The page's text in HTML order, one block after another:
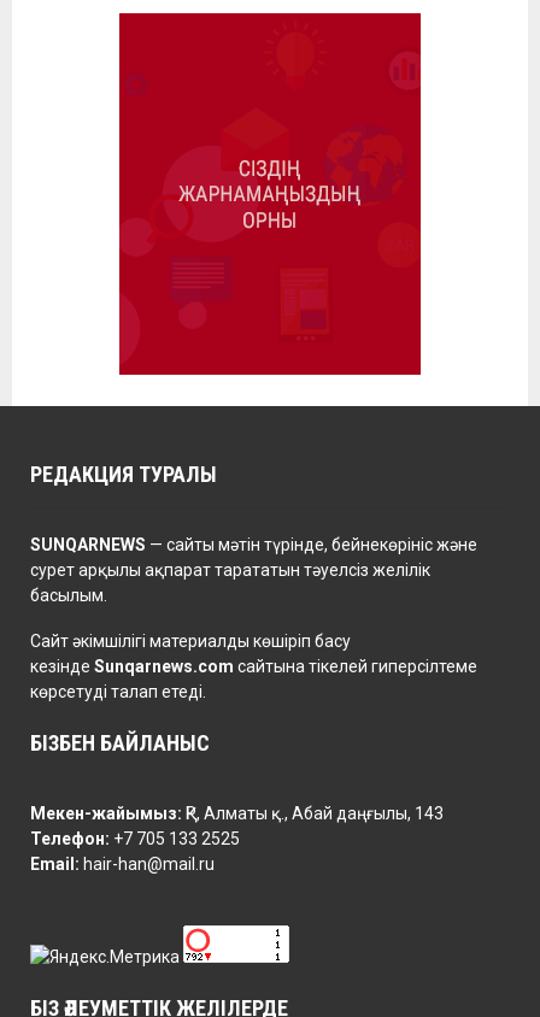
РЕДАКЦИЯ ТУРАЛЫ
SUNQARNEWS — сайты мәтін түрінде, бейнекөрініс және
сурет арқылы ақпарат тарататын тәуелсіз желілік
басылым.
Сайт әкімшілігі материалды көшіріп басу
кезінде Sunqarnews.com сайтына тікелей гиперсілтеме
көрсетуді талап етеді.
БІЗБЕН БАЙЛАНЫС
Мекен-жайымыз: ҚР, Алматы қ., Абай даңғылы, 143
Телефон: +7 705 133 2525
Email: hair-han@mail.ru
БІЗ ӘЛЕУМЕТТІК ЖЕЛІЛЕРДЕ